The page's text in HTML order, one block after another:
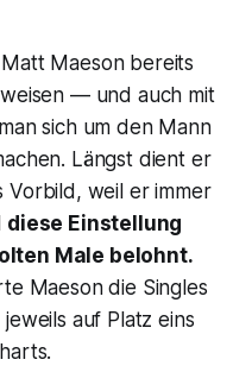
Maeson bereits
— und auch mit
sich um den Mann
Längst dient er
Vorbild, weil er immer
diese Einstellung
Male belohnt.
Maeson die Singles
jeweils auf Platz eins
.